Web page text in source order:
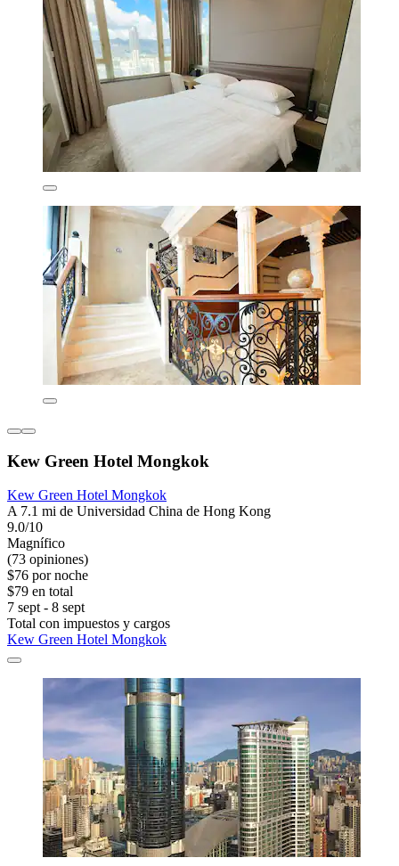
Kew Green Hotel Mongkok
Kew Green Hotel Mongkok
A 7.1 mi de Universidad China de Hong Kong
9.0/10
Magnífico
(73 opiniones)
$76 por noche
$79 en total
7 sept - 8 sept
Total con impuestos y cargos
Kew Green Hotel Mongkok